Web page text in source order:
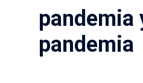
pandemia
pandemia